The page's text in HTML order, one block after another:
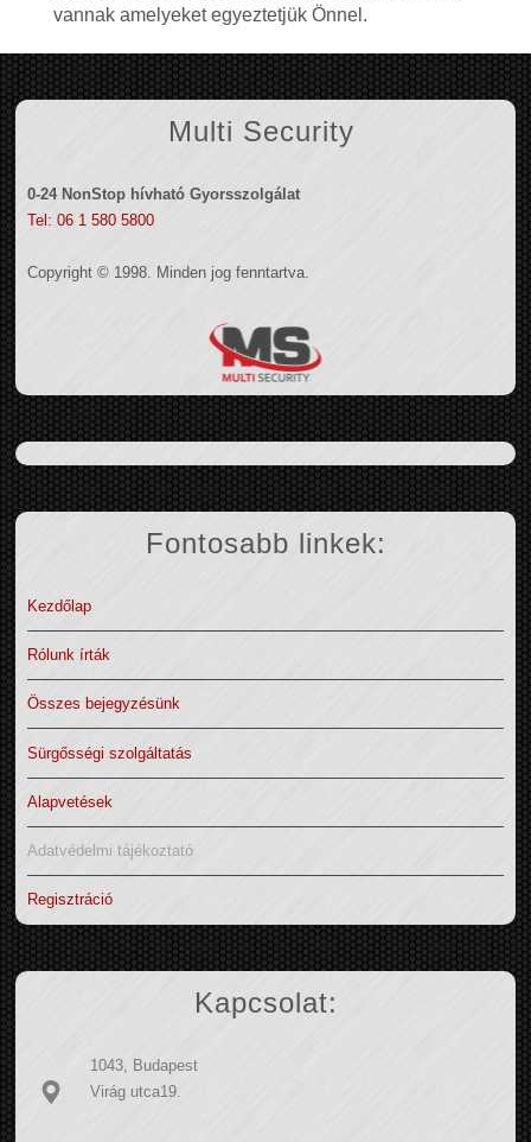
vannak amelyeket egyeztetjük Önnel.
Multi Security
0-24 NonStop hívható Gyorsszolgálat
Tel: 06 1 580 5800
Copyright © 1998. Minden jog fenntartva.
Fontosabb linkek:
Kezdőlap
Rólunk írták
Összes bejegyzésünk
Sürgősségi szolgáltatás
Alapvetések
Adatvédelmi tájékoztató
Regisztráció
Kapcsolat:
1043, Budapest
Virág utca19.